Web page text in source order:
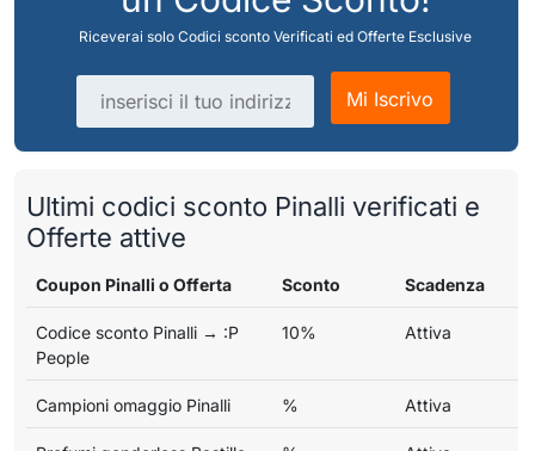
Riceverai solo Codici sconto Verificati ed Offerte Esclusive
Indirizzo email
Mi Iscrivo
Ultimi codici sconto Pinalli verificati e
Offerte attive
Coupon Pinalli o Offerta Sconto Scadenza
Codice sconto Pinalli → :P
People
10% Attiva
Campioni omaggio Pinalli % Attiva